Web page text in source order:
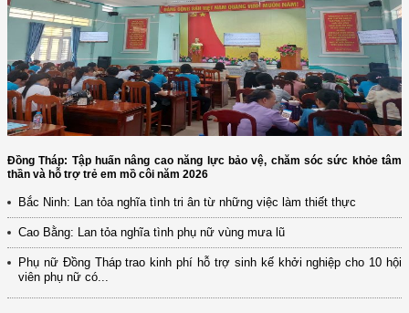
Đồng Tháp: Tập huấn nâng cao năng lực bảo vệ, chăm sóc sức khỏe tâm
thần và hỗ trợ trẻ em mồ côi năm 2026
Bắc Ninh: Lan tỏa nghĩa tình tri ân từ những việc làm thiết thực
Cao Bằng: Lan tỏa nghĩa tình phụ nữ vùng mưa lũ
Phụ nữ Đồng Tháp trao kinh phí hỗ trợ sinh kế khởi nghiệp cho 10 hội
viên phụ nữ có...